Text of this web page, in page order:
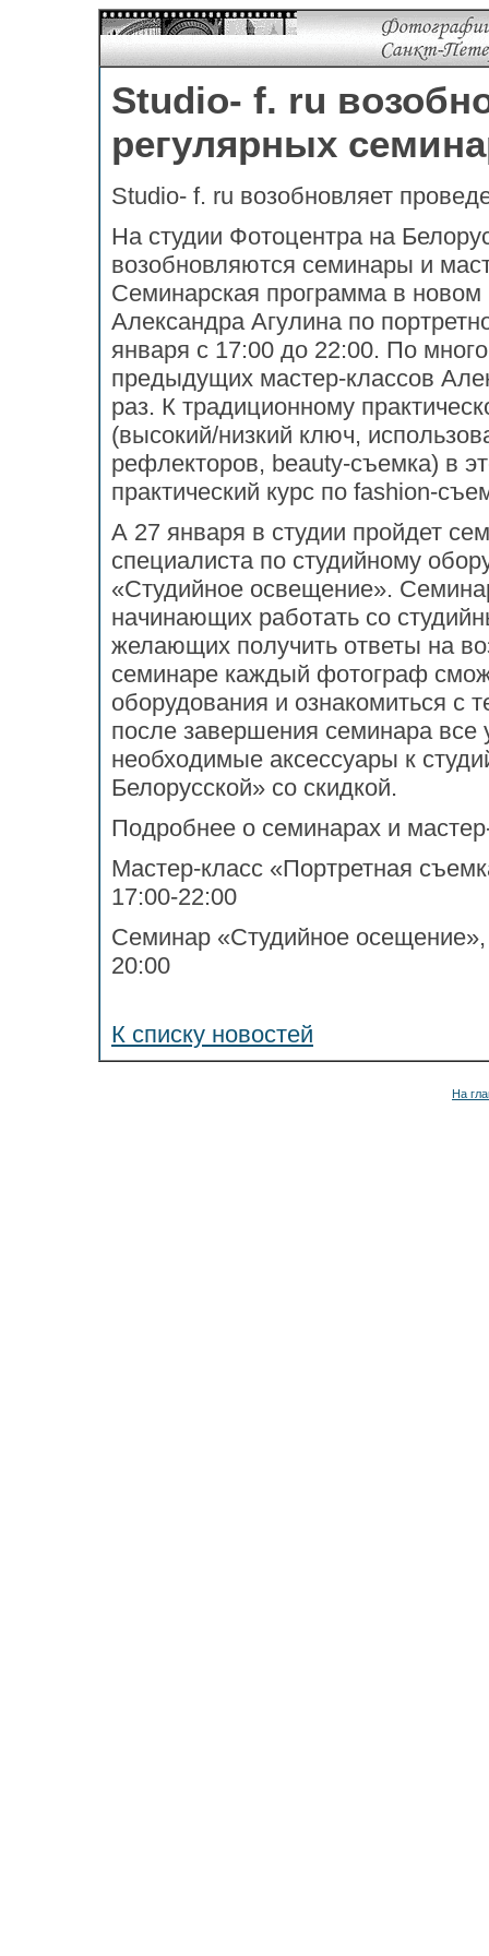
Studio- f. ru
регулярных
Studio- f. ru возобновляет
На студии Фотоцентра на
возобновляются семинары и
Семинарская программа в новом
Александра Агулина по
января с 17:00 до 22:00. По
предыдущих мастер-классов
раз. К традиционному
(высокий/низкий ключ,
рефлекторов, beauty-съемка) в
практический курс по fashion-
А 27 января в студии пройдет
специалиста по студийному
«Студийное освещение».
начинающих работать со
желающих получить ответы на
семинаре каждый фотограф
оборудования и ознакомиться с
после завершения семинара все
необходимые аксессуары к
Белорусской» со скидкой.
Подробнее о семинарах и
Мастер-класс «Портретная
17:00-22:00
Семинар «Студийное осещение»,
20:00
К списку новостей
На